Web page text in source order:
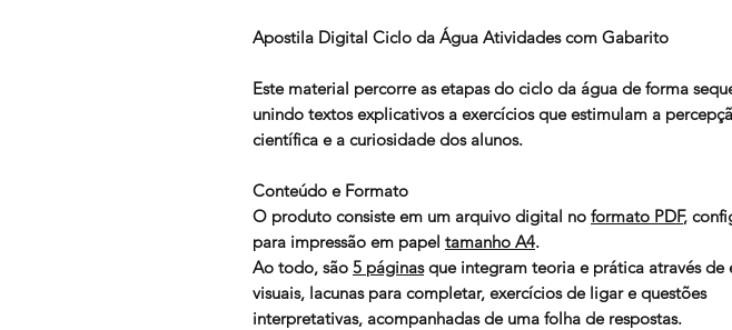
Apostila Digital Ciclo da Água Atividades com Gabarito
Este material percorre as etapas do ciclo da água de forma
unindo textos explicativos a exercícios que estimulam a
científica e a curiosidade dos alunos.
Conteúdo e Formato
O produto consiste em um arquivo digital no formato PDF,
para impressão em papel tamanho A4.
Ao todo, são 5 páginasque integram teoria e prática através de
visuais, lacunas para completar, exercícios de ligar e questões
interpretativas, acompanhadas de uma folha de respostas.